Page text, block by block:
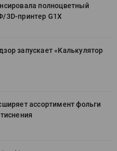
полноцветный
3D-принтер G1X
запускает «Калькулятор
ассортимент фольги